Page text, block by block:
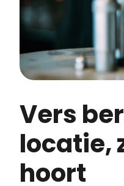
Vers bereid op
locatie,
hoort